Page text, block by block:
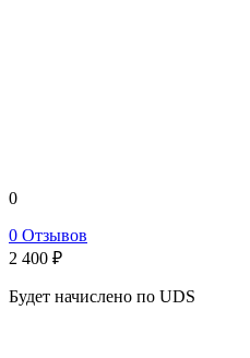
0
0 Отзывов
2 400 ₽
Будет начислено по UDS